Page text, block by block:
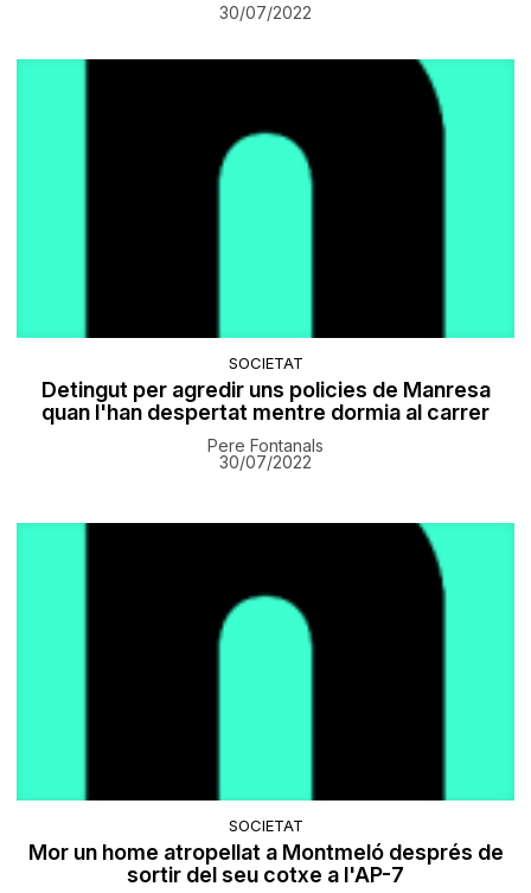
30/07/2022
SOCIETAT
Detingut per agredir uns policies de Manresa
quan l'han despertat mentre dormia al carrer
Pere Fontanals
30/07/2022
SOCIETAT
Mor un home atropellat a Montmeló després de
sortir del seu cotxe a l'AP-7